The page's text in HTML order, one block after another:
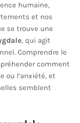
humaine,
et nos
se trouve une
, qui agit
Comprendre le
comment
ou l’anxiété, et
semblent